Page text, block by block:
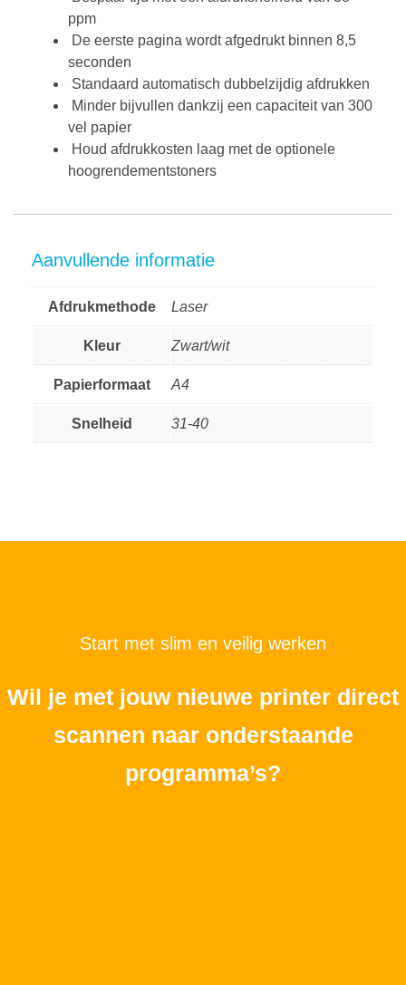
ppm
De eerste pagina wordt afgedrukt binnen 8,5
seconden
Standaard automatisch dubbelzijdig afdrukken
Minder bijvullen dankzij een capaciteit van 300
vel papier
Houd afdrukkosten laag met de optionele
hoogrendementstoners
Aanvullende informatie
Afdrukmethode Laser
Kleur Zwart/wit
Papierformaat A4
Snelheid 31-40
Start met slim en veilig werken
Wil je met jouw nieuwe printer direct
scannen naar onderstaande
programma’s?